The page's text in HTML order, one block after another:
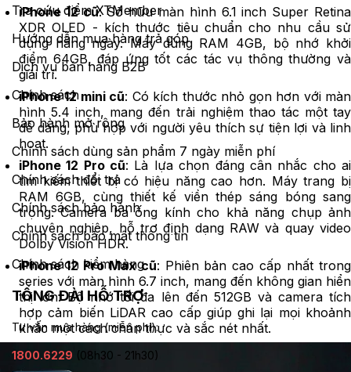
iPhone 12 cũ: Sở hữu màn hình 6.1 inch Super Retina
XDR OLED - kích thước tiêu chuẩn cho nhu cầu sử
dụng hằng ngày. Máy dùng RAM 4GB, bộ nhớ khởi
điểm 64GB, đáp ứng tốt các tác vụ thông thường và
giải trí.
iPhone 12 mini cũ: Có kích thước nhỏ gọn hơn với màn
hình 5.4 inch, mang đến trải nghiệm thao tác một tay
dễ dàng, phù hợp với người yêu thích sự tiện lợi và linh
hoạt.
iPhone 12 Pro cũ: Là lựa chọn đáng cân nhắc cho ai
tìm kiếm thiết bị có hiệu năng cao hơn. Máy trang bị
RAM 6GB, cùng thiết kế viền thép sáng bóng sang
trọng. Camera ba ống kính cho khả năng chụp ảnh
chuyên nghiệp, hỗ trợ định dạng RAW và quay video
Dolby Vision HDR.
iPhone 12 Pro Max cũ: Phiên bản cao cấp nhất trong
series với màn hình 6.7 inch, mang đến không gian hiển
thị lớn. Bộ nhớ tối đa lên đến 512GB và camera tích
hợp cảm biến LiDAR cao cấp giúp ghi lại mọi khoảnh
khắc một cách chân thực và sắc nét nhất.
Tra cứu điểm XTMember
Hướng dẫn mua hàng trả góp
Dịch vụ bán hàng B2B
Chính sách
Bảo hành mở rộng
Chính sách dùng sản phẩm 7 ngày miễn phí
Chính sách đổi trả
Chính sách bảo hành
Chính sách bảo mật thông tin
Chính sách kiểm hàng
TỔNG ĐÀI HỖ TRỢ
Tư vấn mua hàng (miễn phí):
1800.6229 (08h30 - 21h30)